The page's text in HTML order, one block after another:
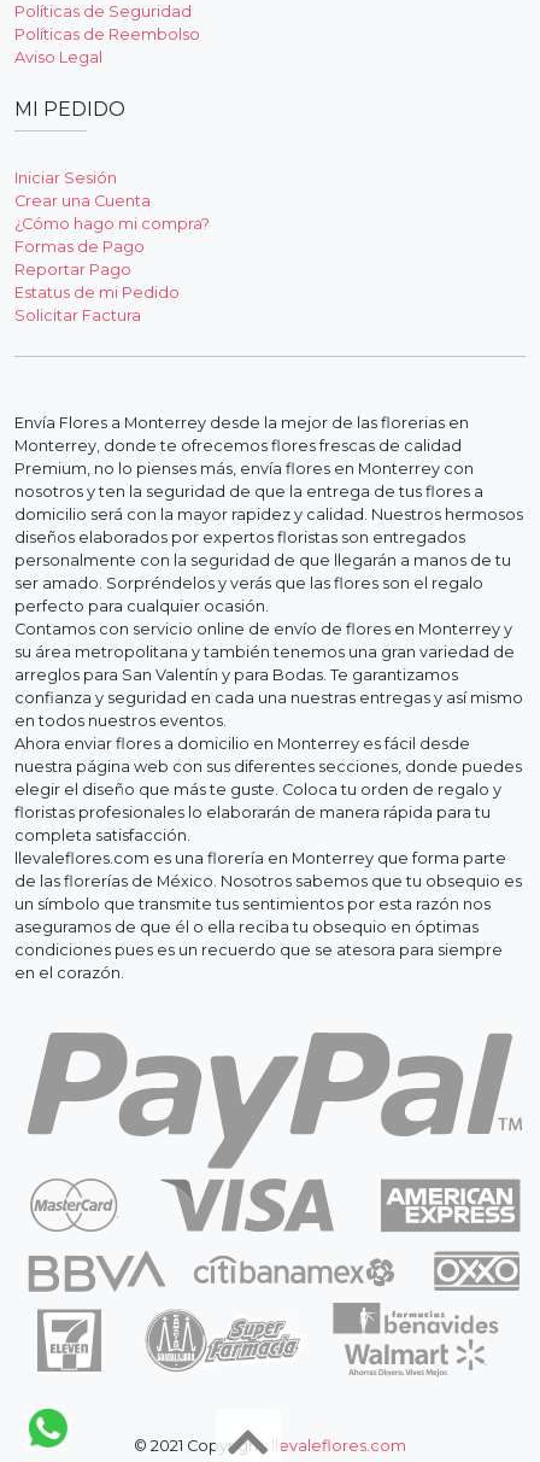
Políticas de Seguridad
Políticas de Reembolso
Aviso Legal
MI PEDIDO
Iniciar Sesión
Crear una Cuenta
¿Cómo hago mi compra?
Formas de Pago
Reportar Pago
Estatus de mi Pedido
Solicitar Factura
Envía Flores a Monterrey desde la mejor de las florerias en
Monterrey, donde te ofrecemos flores frescas de calidad
Premium, no lo pienses más, envía flores en Monterrey con
nosotros y ten la seguridad de que la entrega de tus flores a
domicilio será con la mayor rapidez y calidad. Nuestros hermosos
diseños elaborados por expertos floristas son entregados
personalmente con la seguridad de que llegarán a manos de tu
ser amado. Sorpréndelos y verás que las flores son el regalo
perfecto para cualquier ocasión.
Contamos con servicio online de envío de flores en Monterrey y
su área metropolitana y también tenemos una gran variedad de
arreglos para San Valentín y para Bodas. Te garantizamos
confianza y seguridad en cada una nuestras entregas y así mismo
en todos nuestros eventos.
Ahora enviar flores a domicilio en Monterrey es fácil desde
nuestra página web con sus diferentes secciones, donde puedes
elegir el diseño que más te guste. Coloca tu orden de regalo y
floristas profesionales lo elaborarán de manera rápida para tu
completa satisfacción.
llevaleflores.com es una florería en Monterrey que forma parte
de las florerías de México. Nosotros sabemos que tu obsequio es
un símbolo que transmite tus sentimientos por esta razón nos
aseguramos de que él o ella reciba tu obsequio en óptimas
condiciones pues es un recuerdo que se atesora para siempre
en el corazón.
© 2021 Copyright: llevaleflores.com